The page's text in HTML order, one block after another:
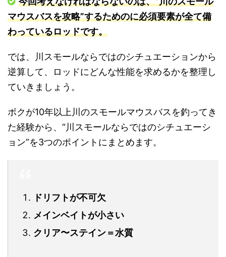
マウスバスを攻略”するためのに必須要素が全て備
わっているロッドです。
では、川スモールならではのシチュエーションから
逆算して、ロッドにどんな性能を求めるかを整理し
ていきましょう。
ボクが10年以上川のスモールマウスバスを釣ってき
た経験から、“川スモールならではのシチュエーシ
ョン”を3つのポイントにまとめます。
ドリフトが不可欠
メインベイトが小さい
クリア〜ステイン＝水質